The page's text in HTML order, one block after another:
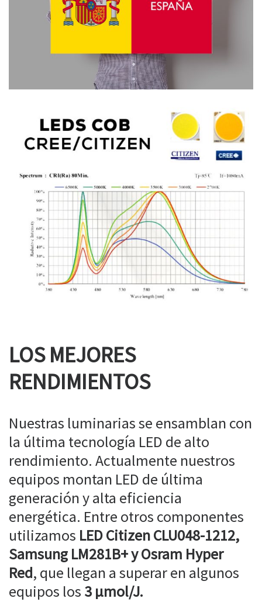
LOS MEJORES
RENDIMIENTOS
Nuestras luminarias se ensamblan con
la última tecnología LED de alto
rendimiento. Actualmente nuestros
equipos montan LED de última
generación y alta eficiencia
energética. Entre otros componentes
utilizamos LED Citizen CLU048-1212,
Samsung LM281B+ y Osram Hyper
Red, que llegan a superar en algunos
equipos los 3 µmol/J.